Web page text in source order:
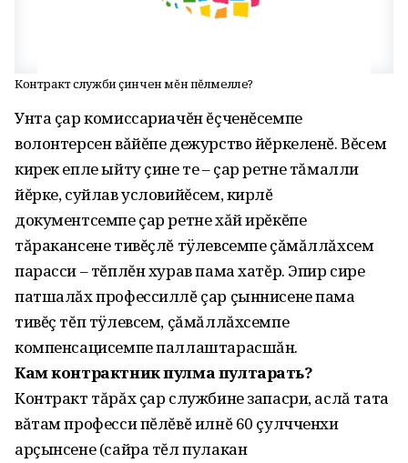
Контракт служби çинчен мĕн пĕлмелле?
Унта çар комиссариачĕн ĕçченĕсемпе
волонтерсен вăйĕпе дежурство йĕркеленĕ. Вĕсем
кирек епле ыйту çине те – çар ретне тăмалли
йĕрке, суйлав условийĕсем, кирлĕ
документсемпе çар ретне хăй ирĕкĕпе
тăракансене тивĕçлĕ тÿлевсемпе çăмăллăхсем
парасси – тĕплĕн хурав пама хатĕр. Эпир сире
патшалăх профессиллĕ çар çыннисене пама
тивĕç тĕп тÿлевсем, çăмăллăхсемпе
компенсацисемпе паллаштарасшăн.
Кам контрактник пулма пултарать?
Контракт тăрăх çар службине запасри, аслă тата
вăтам професси пĕлĕвĕ илнĕ 60 çулчченхи
арçынсене (сайра тĕл пулакан